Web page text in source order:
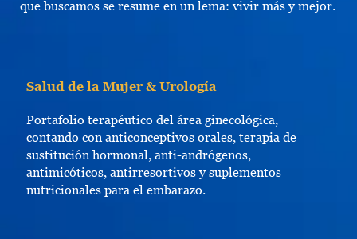
que buscamos se resume en un lema: vivir más y mejor.
Salud de la Mujer & Urología
Portafolio terapéutico del área ginecológica,
contando con anticonceptivos orales, terapia de
sustitución hormonal, anti-andrógenos,
antimicóticos, antirresortivos y suplementos
nutricionales para el embarazo.